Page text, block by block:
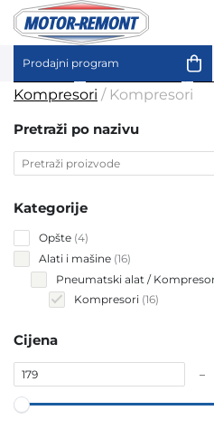
content
Prodajni program
Početna Alati i mašine /
Kompresori / Kompresori
Pretraži po nazivu
Kategorije
Opšte 44
products
Alati i mašine 1616
products
Pneumatski alat /
Kompresori 1616
Cijena
–